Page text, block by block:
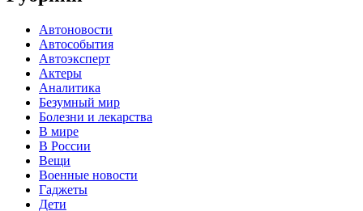
Автоновости
Автособытия
Автоэксперт
Актеры
Аналитика
Безумный мир
Болезни и лекарства
В мире
В России
Вещи
Военные новости
Гаджеты
Дети